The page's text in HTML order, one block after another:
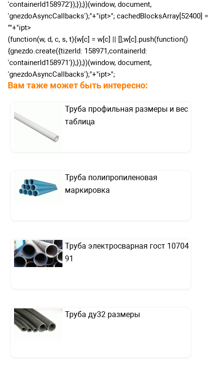
'containerId158972'});});})(window, document,
'gnezdoAsyncCallbacks');"+"ipt>"; cachedBlocksArray[52400] =
""+"ipt>
(function(w, d, c, s, t){w[c] = w[c] || [];w[c].push(function()
{gnezdo.create({tizerId: 158971,containerId:
'containerId158971'});});})(window, document,
'gnezdoAsyncCallbacks');"+"ipt>";
Вам таже может быть интересно:
Труба профильная размеры и вес
таблица
Труба полипропиленовая
маркировка
Труба электросварная гост 10704
91
Труба ду32 размеры